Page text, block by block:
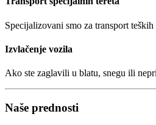
Specijalizovani smo za transport
Izvlačenje vozila
Ako ste zaglavili u blatu, snegu ili
Naše prednosti